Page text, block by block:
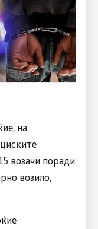
на
возачи поради
возило,